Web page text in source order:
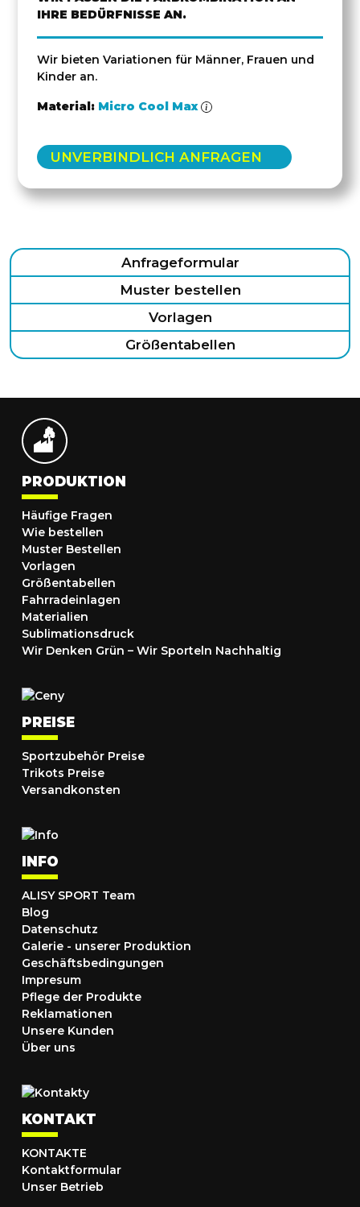
IHRE BEDÜRFNISSE AN.
Wir bieten Variationen für Männer, Frauen und
Kinder an.
Material: Micro Cool Max
UNVERBINDLICH ANFRAGEN
Anfrageformular
Muster bestellen
Vorlagen
Größentabellen
PRODUKTION
Häufige Fragen
Wie bestellen
Muster Bestellen
Vorlagen
Größentabellen
Fahrradeinlagen
Materialien
Sublimationsdruck
Wir Denken Grün – Wir Sporteln Nachhaltig
PREISE
Sportzubehör Preise
Trikots Preise
Versandkonsten
INFO
ALISY SPORT Team
Blog
Datenschutz
Galerie - unserer Produktion
Geschäftsbedingungen
Impresum
Pflege der Produkte
Reklamationen
Unsere Kunden
Über uns
KONTAKT
KONTAKTE
Kontaktformular
Unser Betrieb